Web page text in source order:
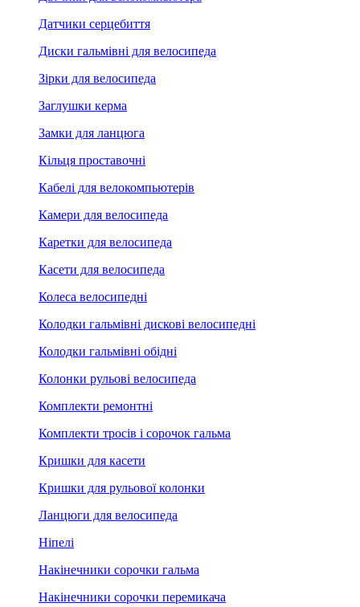
Датчики серцебиття
Диски гальмівні для велосипеда
Зірки для велосипеда
Заглушки керма
Замки для ланцюга
Кільця проставочні
Кабелі для велокомпьютерів
Камери для велосипеда
Каретки для велосипеда
Касети для велосипеда
Колеса велосипедні
Колодки гальмівні дискові велосипедні
Колодки гальмівні обідні
Колонки рульові велосипеда
Комплекти ремонтні
Комплекти тросів і сорочок гальма
Кришки для касети
Кришки для рульової колонки
Ланцюги для велосипеда
Ніпелі
Накінечники сорочки гальма
Накінечники сорочки перемикача